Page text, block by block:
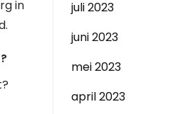
in
juli 2023
juni 2023
mei 2023
april 2023